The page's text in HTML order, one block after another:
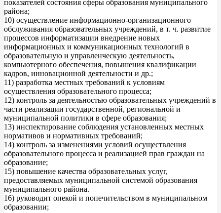
показателей состояния сферы образования муниципального
района;
10) осуществление информационно-организационного
обслуживания образовательных учреждений, в т. ч. развитие
процессов информатизации внедрение новых
информационных и коммуникационных технологий в
образовательную и управленческую деятельность,
компьютерного обеспечения, повышения квалификации
кадров, инновационной деятельности и др.;
11) разработка местных требований к условиям
осуществления образовательного процесса;
12) контроль за деятельностью образовательных учреждений в
части реализации государственной, региональной и
муниципальной политики в сфере образования;
13) инспектирование соблюдения установленных местных
нормативов и нормативных требований;
14) контроль за изменениями условий осуществления
образовательного процесса и реализацией прав граждан на
образование;
15) повышение качества образовательных услуг,
предоставляемых муниципальной системой образования
муниципального района.
16) руководит опекой и попечительством в муниципальном
образовании;